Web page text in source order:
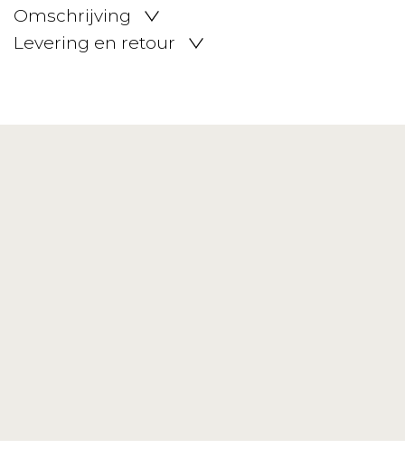
Omschrijving
Levering en retour